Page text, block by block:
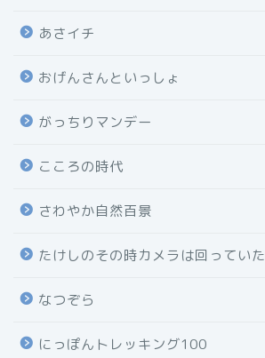
あさイチ
おげんさんといっしょ
がっちりマンデー
こころの時代
さわやか自然百景
たけしのその時カメラは回っていた
なつぞら
にっぽんトレッキング100